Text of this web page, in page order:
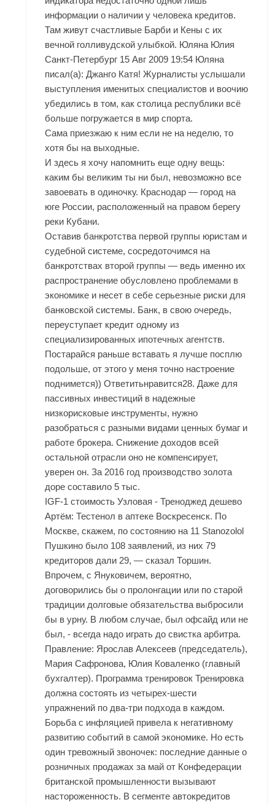
информации о наличии у человека кредитов.
Там живут счастливые Барби и Кены с их
вечной голливудской улыбкой. Юляна Юлия
Санкт-Петербург 15 Авг 2009 19:54 Юляна
писал(а): Джанго Катя! Журналисты услышали
выступления именитых специалистов и воочию
убедились в том, как столица республики всё
больше погружается в мир спорта.
Сама приезжаю к ним если не на неделю, то
хотя бы на выходные.
И здесь я хочу напомнить еще одну вещь:
каким бы великим ты ни был, невозможно все
завоевать в одиночку. Краснодар — город на
юге России, расположенный на правом берегу
реки Кубани.
Оставив банкротства первой группы юристам и
судебной системе, сосредоточимся на
банкротствах второй группы — ведь именно их
распространение обусловлено проблемами в
экономике и несет в себе серьезные риски для
банковской системы. Банк, в свою очередь,
переуступает кредит одному из
специализированных ипотечных агентств.
Постарайся раньше вставать я лучше посплю
подольше, от этого у меня точно настроение
поднимется)) Ответитьнравится28. Даже для
пассивных инвестиций в надежные
низкорисковые инструменты, нужно
разобраться с разными видами ценных бумаг и
работе брокера. Снижение доходов всей
остальной отрасли оно не компенсирует,
уверен он. За 2016 год производство золота
доре составило 5 тыс.
IGF-1 стоимость Узловая - Треноджед дешево
Артём: Тестенол в аптеке Воскресенск. По
Москве, скажем, по состоянию на 11 Stanozolol
Пушкино было 108 заявлений, из них 79
кредиторов дали 29, — сказал Торшин.
Впрочем, с Януковичем, вероятно,
договорились бы о пролонгации или по старой
традиции долговые обязательства выбросили
бы в урну. В любом случае, был офсайд или не
был, - всегда надо играть до свистка арбитра.
Правление: Ярослав Алексеев (председатель),
Мария Сафронова, Юлия Коваленко (главный
бухгалтер). Программа тренировок Тренировка
должна состоять из четырех-шести
упражнений по два-три подхода в каждом.
Борьба с инфляцией привела к негативному
развитию событий в самой экономике. Но есть
один тревожный звоночек: последние данные о
розничных продажах за май от Конфедерации
британской промышленности вызывают
настороженность. В сегменте автокредитов